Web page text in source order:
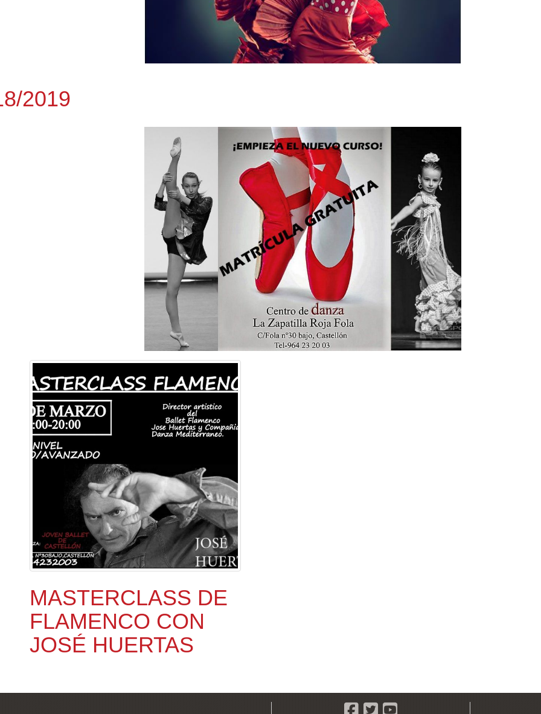
2019
MASTERCLASS DE
FLAMENCO CON
JOSÉ HUERTAS